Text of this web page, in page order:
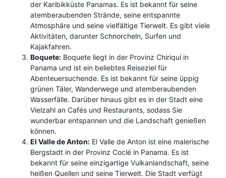
der Karibikküste Panamas. Es ist bekannt für seine
atemberaubenden Strände, seine entspannte
Atmosphäre und seine vielfältige Tierwelt. Es gibt viele
Aktivitäten, darunter Schnorcheln, Surfen und
Kajakfahren.
Boquete: Boquete liegt in der Provinz Chiriquí in
Panama und ist ein beliebtes Reiseziel für
Abenteuersuchende. Es ist bekannt für seine üppig
grünen Täler, Wanderwege und atemberaubenden
Wasserfälle. Darüber hinaus gibt es in der Stadt eine
Vielzahl an Cafés und Restaurants, sodass Sie
wunderbar entspannen und die Landschaft genießen
können.
El Valle de Anton: El Valle de Anton ist eine malerische
Bergstadt in der Provinz Coclé in Panama. Es ist
bekannt für seine einzigartige Vulkanlandschaft, seine
heißen Quellen und seine Tierwelt. Die Stadt verfügt